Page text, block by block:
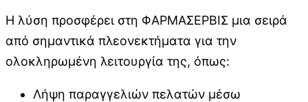
Η λύση προσφέρει στη ΦΑΡΜΑΣΕΡΒΙΣ μια σειρά
από σημαντικά πλεονεκτήματα για την
ολοκληρωμένη λειτουργία της, όπως:
Λήψη παραγγελιών πελατών μέσω